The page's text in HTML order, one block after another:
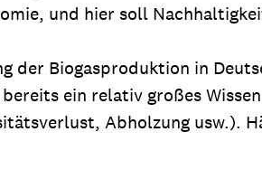
und hier soll
der Biogasproduktion in
ein relativ großes
Abholzung usw.).